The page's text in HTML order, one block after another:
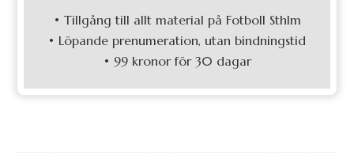
• Tillgång till allt material på Fotboll Sthlm
• Löpande prenumeration, utan bindningstid
• 99 kronor för 30 dagar